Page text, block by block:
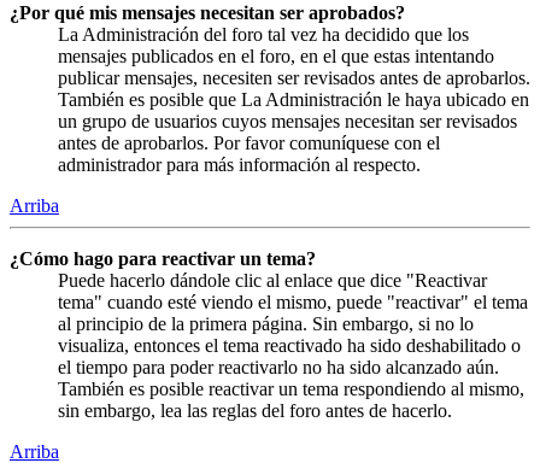
¿Por qué mis mensajes necesitan ser aprobados?
La Administración del foro tal vez ha decidido que los
mensajes publicados en el foro, en el que estas intentando
publicar mensajes, necesiten ser revisados antes de aprobarlos.
También es posible que La Administración le haya ubicado en
un grupo de usuarios cuyos mensajes necesitan ser revisados
antes de aprobarlos. Por favor comuníquese con el
administrador para más información al respecto.
Arriba
¿Cómo hago para reactivar un tema?
Puede hacerlo dándole clic al enlace que dice "Reactivar
tema" cuando esté viendo el mismo, puede "reactivar" el tema
al principio de la primera página. Sin embargo, si no lo
visualiza, entonces el tema reactivado ha sido deshabilitado o
el tiempo para poder reactivarlo no ha sido alcanzado aún.
También es posible reactivar un tema respondiendo al mismo,
sin embargo, lea las reglas del foro antes de hacerlo.
Arriba